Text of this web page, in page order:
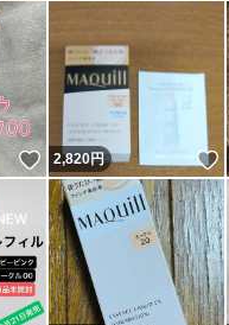
いいね！
2,820円